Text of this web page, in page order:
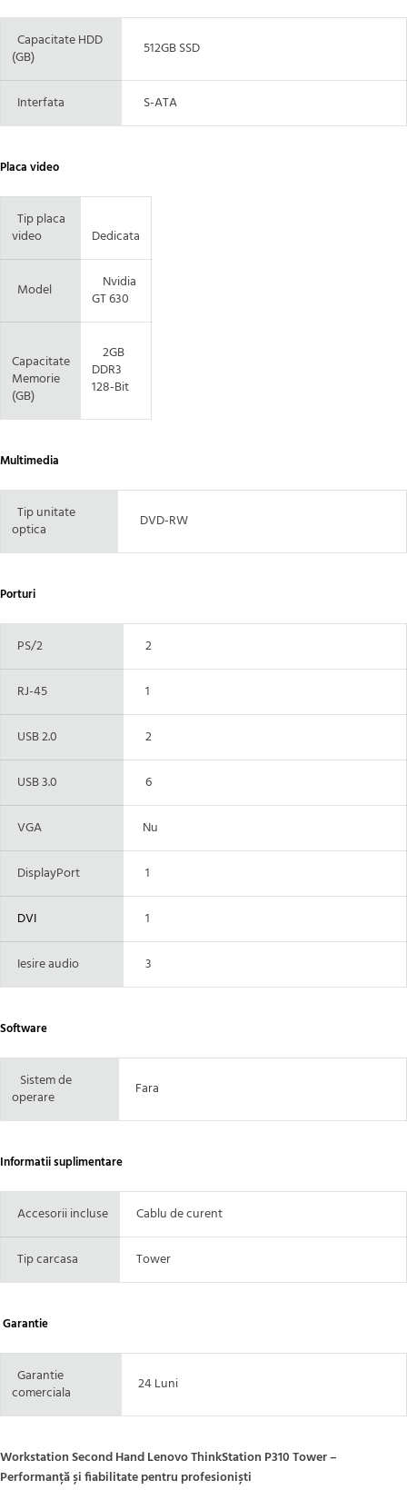
Capacitate HDD
(GB)
512GB SSD
Interfata S-ATA
Placa video
Tip placa
video
Dedicata
Model
Nvidia
GT 630
Capacitate
Memorie
(GB)
2GB
DDR3
128-Bit
Multimedia
Tip unitate
optica
DVD-RW
Porturi
PS/2 2
RJ-45 1
USB 2.0 2
USB 3.0 6
VGA Nu
DisplayPort 1
DVI 1
Iesire audio 3
Software
Sistem de
operare
Fara
Informatii suplimentare
Accesorii incluse Cablu de curent
Tip carcasa Tower
Garantie
Garantie
comerciala
24 Luni
Workstation Second Hand Lenovo ThinkStation P310 Tower –
Performanță și fiabilitate pentru profesioniști